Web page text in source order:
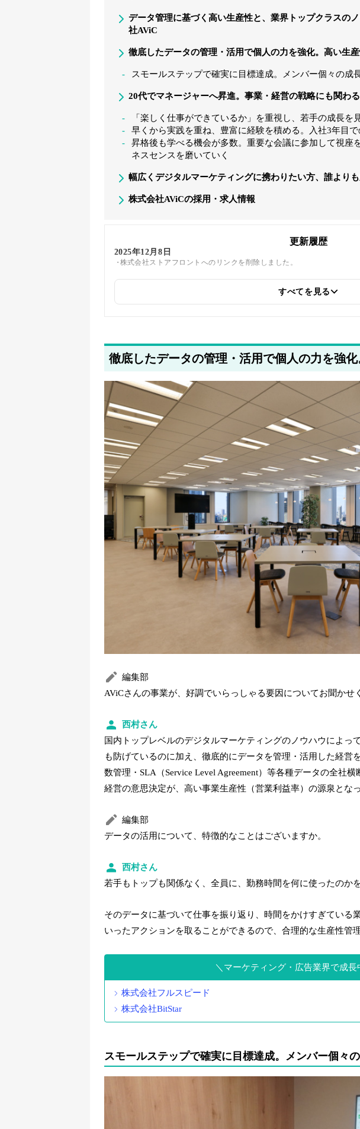
データ管理に基づく高い生産性と、業界トップクラスの
社AViC
徹底したデータの管理・活用で個人の力を強化。高い生
スモールステップで確実に目標達成。メンバー個々の成
20代でマネージャーへ昇進。事業・経営の戦略にも関わ
「楽しく仕事ができているか」を重視し、若手の成長を
早くから実践を重ね、豊富に経験を積める。入社3年目で
昇格後も学べる機会が多数。重要な会議に参加して視座
ネスセンスを磨いていく
幅広くデジタルマーケティングに携わりたい方、誰より
株式会社AViCの採用・求人情報
更新履歴
2025年12月8日
株式会社ストアフロントへのリンクを削除しました。
同じトピックを紹介している「株式会社フルスピード、株式会社スト
2025年5月27日
採用・求人情報を追加しました
2025年5月21日
筆者情報を更新しました
すべてを見る
徹底したデータの管理・活用で個人の力を強
編集部
AViCさんの事業が、好調でいらっしゃる要因についてお聞かせ
西村さん
国内トップレベルのデジタルマーケティングのノウハウによっ
も防げているのに加え、徹底的にデータを管理・活用した経営
数管理・SLA（Service Level Agreement）等各種データの全社
経営の意思決定が、高い事業生産性（営業利益率）の源泉となっ
編集部
データの活用について、特徴的なことはございますか。
西村さん
若手もトップも関係なく、全員に、勤務時間を何に使ったのか
そのデータに基づいて仕事を振り返り、時間をかけすぎている
いったアクションを取ることができるので、合理的な生産性管
マーケティング・広告業界で成長
株式会社フルスピード
株式会社BitStar
スモールステップで確実に目標達成。メンバー個々